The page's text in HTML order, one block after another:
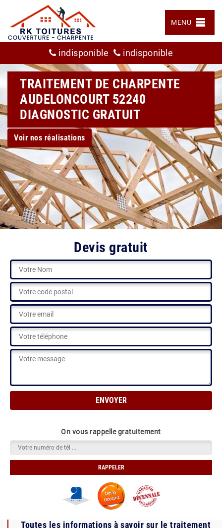
MENU
indisponible indisponible
TRAITEMENT DE CHARPENTE
AUDELONCOURT 52240
DIAGNOSTIC GRATUIT
Voir nos réalisations
Devis gratuit
On vous rappelle gratuitement
Toutes les informations à savoir sur le traitement